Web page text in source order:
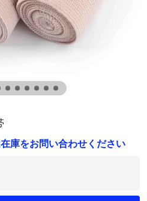
庫をお問い合わせください